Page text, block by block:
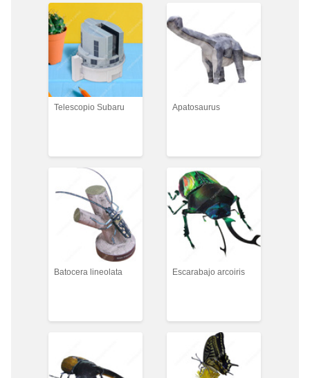
Telescopio Subaru Apatosaurus
Batocera lineolata Escarabajo arcoiris